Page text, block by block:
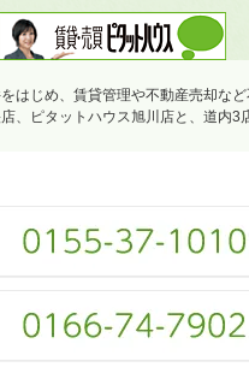
じめ、賃貸管理や不動産売却な
ピタットハウス旭川店と、道内3